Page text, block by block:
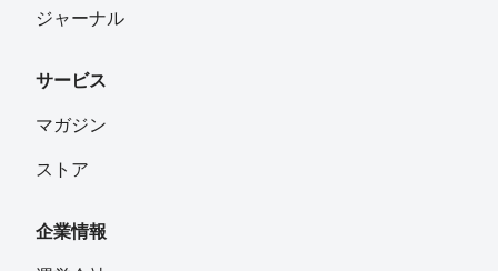
ジャーナル
サービス
マガジン
ストア
企業情報